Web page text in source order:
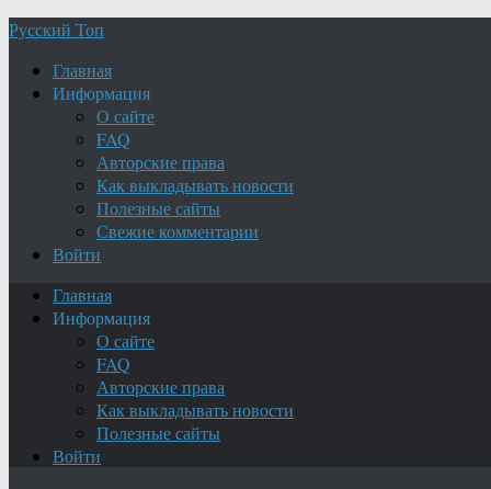
Русский Топ
Главная
Информация
О сайте
FAQ
Авторские права
Как выкладывать новости
Полезные сайты
Свежие комментарии
Войти
Главная
Информация
О сайте
FAQ
Авторские права
Как выкладывать новости
Полезные сайты
Войти